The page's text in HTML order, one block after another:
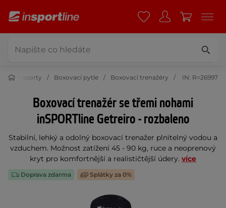
Bojové sporty Boxovací pytle Boxovací trenažéry IN: R=26997
Boxovací trenažér se třemi nohami
inSPORTline Getreiro - rozbaleno
Stabilní, lehký a odolný boxovací trenažer plnitelný vodou a
vzduchem. Možnost zatížení 45 - 90 kg, ruce a neoprenový
kryt pro komfortnější a realističtější údery. více
Doprava zdarma Splátky za 0%